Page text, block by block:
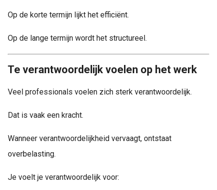
Op de korte termijn lijkt het efficiënt.
Op de lange termijn wordt het structureel.
Te verantwoordelijk voelen op het werk
Veel professionals voelen zich sterk verantwoordelijk.
Dat is vaak een kracht.
Wanneer verantwoordelijkheid vervaagt, ontstaat
overbelasting.
Je voelt je verantwoordelijk voor: